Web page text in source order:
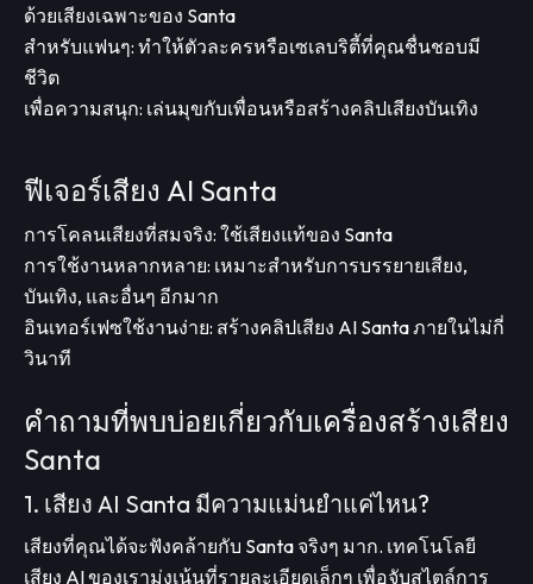
ด้วยเสียงเฉพาะของ Santa
สำหรับแฟนๆ: ทำให้ตัวละครหรือเซเลบริตี้ที่คุณชื่นชอบมี
ชีวิต
เพื่อความสนุก: เล่นมุขกับเพื่อนหรือสร้างคลิปเสียงบันเทิง
ฟีเจอร์เสียง AI Santa
การโคลนเสียงที่สมจริง: ใช้เสียงแท้ของ Santa
การใช้งานหลากหลาย: เหมาะสำหรับการบรรยายเสียง,
บันเทิง, และอื่นๆ อีกมาก
อินเทอร์เฟซใช้งานง่าย: สร้างคลิปเสียง AI Santa ภายในไม่กี่
วินาที
คำถามที่พบบ่อยเกี่ยวกับเครื่องสร้างเสียง
Santa
1. เสียง AI Santa มีความแม่นยำแค่ไหน?
เสียงที่คุณได้จะฟังคล้ายกับ Santa จริงๆ มาก. เทคโนโลยี
เสียง AI ของเรามุ่งเน้นที่รายละเอียดเล็กๆ เพื่อจับสไตล์การ